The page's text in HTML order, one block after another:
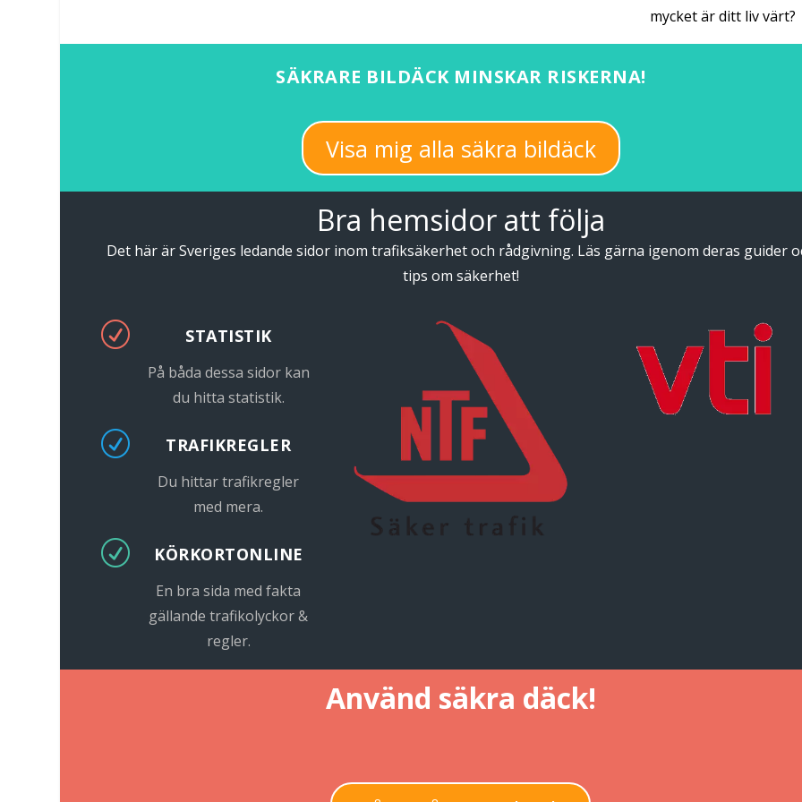
mycket är ditt liv värt?
SÄKRARE BILDÄCK MINSKAR RISKERNA!
Visa mig alla säkra bildäck
Bra hemsidor att följa
Det här är Sveriges ledande sidor inom trafiksäkerhet och rådgivning. Läs gärna igenom deras guider
tips om säkerhet!
R STATISTIK
På båda dessa sidor kan
du hitta statistik.
R TRAFIKREGLER
Du hittar trafikregler
med mera.
R KÖRKORTONLINE
En bra sida med fakta
gällande trafikolyckor &
regler.
Använd säkra däck!